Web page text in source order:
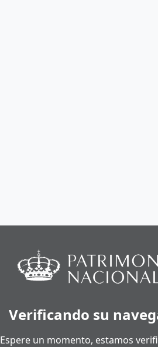
Verificando su
Espere un momento, estamos